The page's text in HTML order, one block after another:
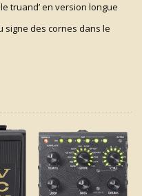
truand’ en version longue
signe des cornes dans le